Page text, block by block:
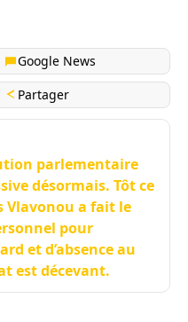
Google News
Partager
parlementaire
désormais. Tôt ce
Vlavonou a fait le
pour
et d’absence au
est décevant.